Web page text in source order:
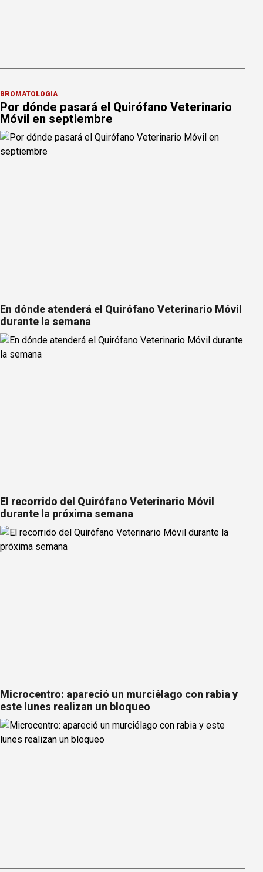
BROMATOLOGÍA
Por dónde pasará el Quirófano Veterinario
Móvil en septiembre
En dónde atenderá el Quirófano Veterinario Móvil
durante la semana
El recorrido del Quirófano Veterinario Móvil
durante la próxima semana
Microcentro: apareció un murciélago con rabia y
este lunes realizan un bloqueo